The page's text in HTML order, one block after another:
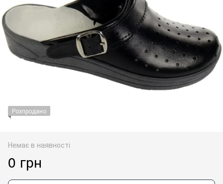
Розпродано
Немає в наявності
0 грн